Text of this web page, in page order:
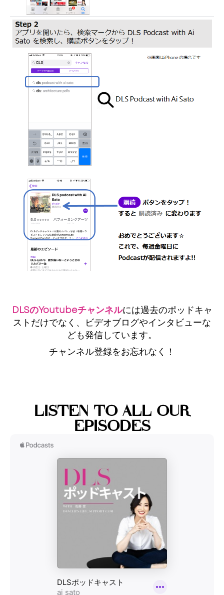
DLSのYoutubeチャンネルには過去のポッドキャ
ストだけでなく、ビデオブログやインタビューな
ども発信しています。
チャンネル登録をお忘れなく！
LISTEN TO ALL OUR
EPISODES